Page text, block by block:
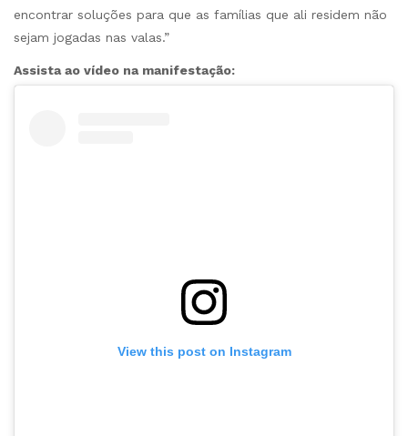
encontrar soluções para que as famílias que ali residem não
sejam jogadas nas valas.”
Assista ao vídeo na manifestação:
View this post on Instagram